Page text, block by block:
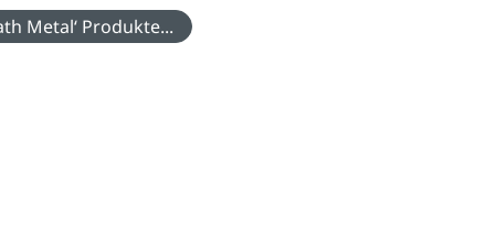
Metal‘ Produkte...